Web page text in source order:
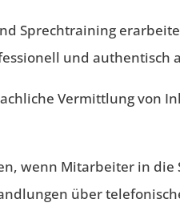
Sprechtraining
und authentisch
Vermittlung von
wenn Mitarbeiter in die
über